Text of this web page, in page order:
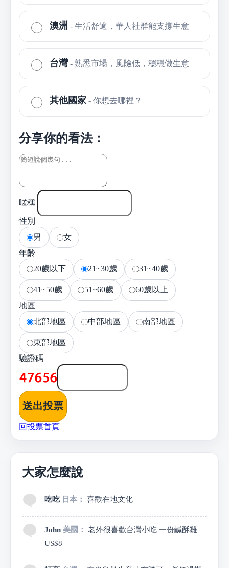
澳洲 - 生活舒適，華人社群能支撐生意
台灣 - 熟悉市場，風險低，穩穩做生意
其他國家 - 你想去哪裡？
分享你的看法：
暱稱
性別
男
女
年齡
20歲以下
21~30歲 31~40歲
41~50歲 51~60歲
60歲以上
地區
北部地區
中部地區 南部地區
東部地區
驗證碼
送出投票
回投票首頁
大家怎麼說
吃吃 日本： 喜歡在地文化
John 美國：
老外很喜歡台灣小吃 一份鹹酥雞
US$8